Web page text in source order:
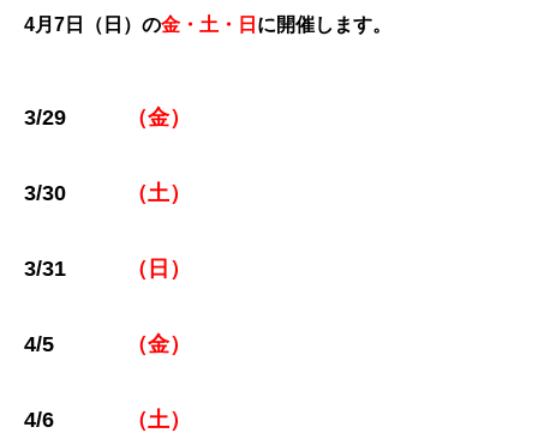
4月7日（日）の金・土・日 に開催します。
3/29 （金）
3/30 （土）
3/31 （日）
4/5 （金）
4/6 （土）